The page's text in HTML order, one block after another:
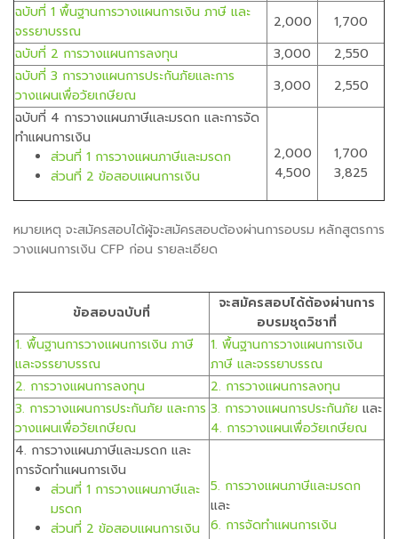
ฉบับที่ 1 พื้นฐานการวางแผนการเงิน ภาษี และ
จรรยาบรรณ
2,000
1,700
ฉบับที่ 2 การวางแผนการลงทุน
3,000
2,550
ฉบับที่ 3 การวางแผนการประกันภัยและการ
วางแผนเพื่อวัยเกษียณ
3,000
2,550
ฉบับที่ 4 การวางแผนภาษีและมรดก และการจัด
ทำแผนการเงิน
ส่วนที่ 1 การวางแผนภาษีและมรดก
ส่วนที่ 2 ข้อสอบแผนการเงิน
2,000
4,500
1,700
3,825
หมายเหตุ จะสมัครสอบได้ผู้จะสมัครสอบต้องผ่านการอบรม หลักสูตรการ
วางแผนการเงิน CFP ก่อน รายละเอียด
ข้อสอบฉบับที่
จะสมัครสอบได้ต้องผ่านการ
อบรมชุดวิชาที่
1. พื้นฐานการวางแผนการเงิน ภาษี
และจรรยาบรรณ
1. พื้นฐานการวางแผนการเงิน
ภาษี และจรรยาบรรณ
2. การวางแผนการลงทุน
2. การวางแผนการลงทุน
3. การวางแผนการประกันภัย และการ
วางแผนเพื่อวัยเกษียณ
3. การวางแผนการประกันภัย และ
4. การวางแผนเพื่อวัยเกษียณ
4. การวางแผนภาษีและมรดก และ
การจัดทำแผนการเงิน
ส่วนที่ 1 การวางแผนภาษีและ
มรดก
ส่วนที่ 2 ข้อสอบแผนการเงิน
5. การวางแผนภาษีและมรดก
และ
6. การจัดทำแผนการเงิน